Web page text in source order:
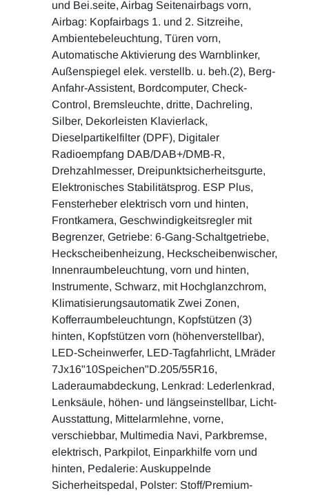
und Bei.seite, Airbag Seitenairbags vorn,
Airbag: Kopfairbags 1. und 2. Sitzreihe,
Ambientebeleuchtung, Türen vorn,
Automatische Aktivierung des Warnblinker,
Außenspiegel elek. verstellb. u. beh.(2), Berg-
Anfahr-Assistent, Bordcomputer, Check-
Control, Bremsleuchte, dritte, Dachreling,
Silber, Dekorleisten Klavierlack,
Dieselpartikelfilter (DPF), Digitaler
Radioempfang DAB/DAB+/DMB-R,
Drehzahlmesser, Dreipunktsicherheitsgurte,
Elektronisches Stabilitätsprog. ESP Plus,
Fensterheber elektrisch vorn und hinten,
Frontkamera, Geschwindigkeitsregler mit
Begrenzer, Getriebe: 6-Gang-Schaltgetriebe,
Heckscheibenheizung, Heckscheibenwischer,
Innenraumbeleuchtung, vorn und hinten,
Instrumente, Schwarz, mit Hochglanzchrom,
Klimatisierungsautomatik Zwei Zonen,
Kofferraumbeleuchtungn, Kopfstützen (3)
hinten, Kopfstützen vorn (höhenverstellbar),
LED-Scheinwerfer, LED-Tagfahrlicht, LMräder
7Jx16"10Speichen"D.205/55R16,
Laderaumabdeckung, Lenkrad: Lederlenkrad,
Lenksäule, höhen- und längseinstellbar, Licht-
Ausstattung, Mittelarmlehne, vorne,
verschiebbar, Multimedia Navi, Parkbremse,
elektrisch, Parkpilot, Einparkhilfe vorn und
hinten, Pedalerie: Auskuppelnde
Sicherheitspedal, Polster: Stoff/Premium-